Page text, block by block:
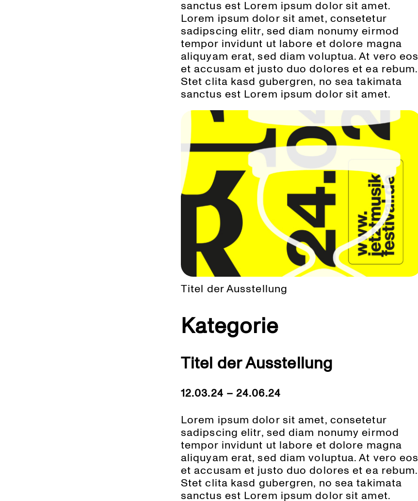
sanctus est Lorem ipsum dolor sit amet.
Lorem ipsum dolor sit amet, consetetur
sadipscing elitr, sed diam nonumy eirmod
tempor invidunt ut labore et dolore magna
aliquyam erat, sed diam voluptua. At vero eos
et accusam et justo duo dolores et ea rebum.
Stet clita kasd gubergren, no sea takimata
sanctus est Lorem ipsum dolor sit amet.
Titel der Ausstellung
Kategorie
Titel der Ausstellung
12.03.24 – 24.06.24
Lorem ipsum dolor sit amet, consetetur
sadipscing elitr, sed diam nonumy eirmod
tempor invidunt ut labore et dolore magna
aliquyam erat, sed diam voluptua. At vero eos
et accusam et justo duo dolores et ea rebum.
Stet clita kasd gubergren, no sea takimata
sanctus est Lorem ipsum dolor sit amet.